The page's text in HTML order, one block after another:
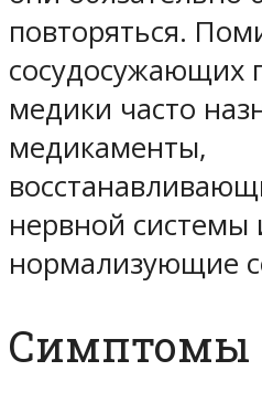
повторяться.
сосудосужающих
медики часто
медикаменты,
нервной системы
нормализующие
Симптомы